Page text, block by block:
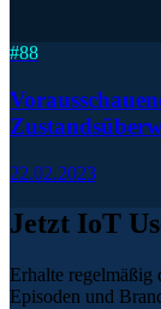
#88
22.02.2023
Jetzt IoT
Erhalte regelmäßig
Episoden und